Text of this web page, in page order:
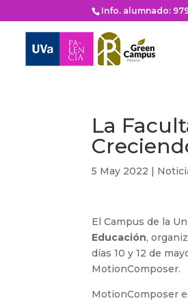
Info. alumnado:
La
5 May 2022 |
El Campus de la
Educación,
días 10 y 12 de
MotionComposer.
MotionComposer